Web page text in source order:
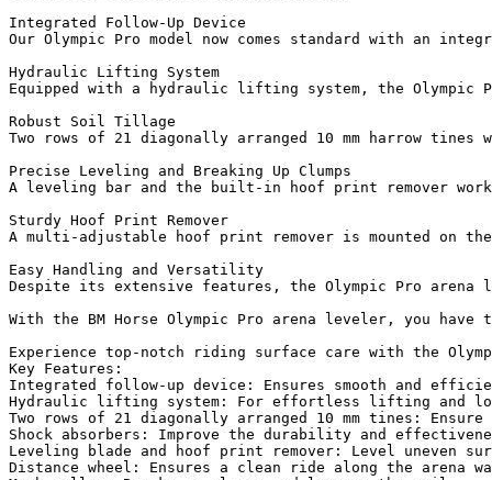
Integrated Follow-Up Device
Our Olympic Pro model now comes standard with an
Hydraulic Lifting System
Equipped with a hydraulic lifting system, the
Robust Soil Tillage
Two rows of 21 diagonally arranged 10 mm harrow
Precise Leveling and Breaking Up Clumps
A leveling bar and the built-in hoof print remover
Sturdy Hoof Print Remover
A multi-adjustable hoof print remover is mounted on
Easy Handling and Versatility
Despite its extensive features, the Olympic Pro
With the BM Horse Olympic Pro arena leveler, you
Experience top-notch riding surface care with the
Key Features:
Integrated follow-up device: Ensures smooth and
Hydraulic lifting system: For effortless lifting and
Two rows of 21 diagonally arranged 10 mm tines:
Shock absorbers: Improve the durability and
Leveling blade and hoof print remover: Level uneven
Distance wheel: Ensures a clean ride along the